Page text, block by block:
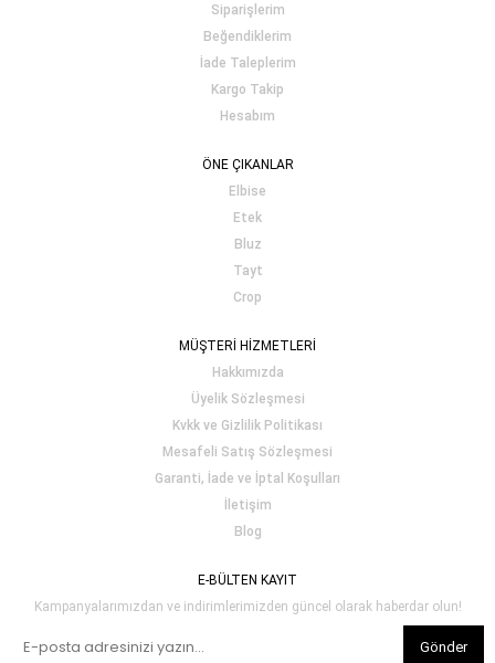
Siparişlerim
Beğendiklerim
İade Taleplerim
Kargo Takip
Hesabım
ÖNE ÇIKANLAR
Elbise
Etek
Bluz
Tayt
Crop
MÜŞTERİ HİZMETLERİ
Hakkımızda
Üyelik Sözleşmesi
Kvkk ve Gizlilik Politikası
Mesafeli Satış Sözleşmesi
Garanti, İade ve İptal Koşulları
İletişim
Blog
E-BÜLTEN KAYIT
Kampanyalarımızdan ve indirimlerimizden güncel olarak haberdar olun!
Gönder